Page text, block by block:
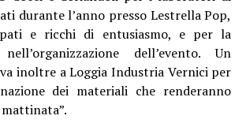
durante l’anno presso Lestrella Pop,
e ricchi di entusiasmo, e per la
dell’evento. Un
inoltre a Loggia Industria Vernici per
dei materiali che renderanno